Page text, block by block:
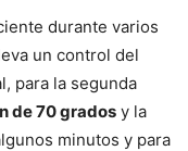
durante varios
un control del
para la segunda
de 70 grados y la
minutos y para